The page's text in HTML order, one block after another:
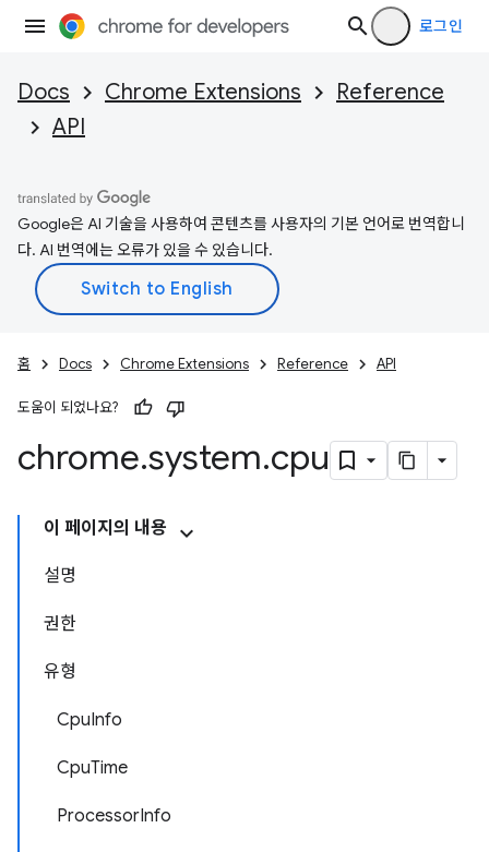
로그인
Docs Chrome Extensions
Reference
API
Google은 AI 기술을 사용하여 콘텐츠를 사용자의 기본 언어로 번역합니
다. AI 번역에는 오류가 있을 수 있습니다.
홈 Docs Chrome Extensions Reference API
도움이 되었나요?
chrome.system.cpu
이 페이지의 내용
설명
권한
유형
CpuInfo
CpuTime
ProcessorInfo